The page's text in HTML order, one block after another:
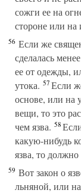
сожги ее на
стороне или на
56 Если же
сделалась
ее от одежды,
утока. 57Если
основе, или на
вещи, то это
чем язва. 58
какую-нибудь
язва, то
59 Вот закон о
льняной, или